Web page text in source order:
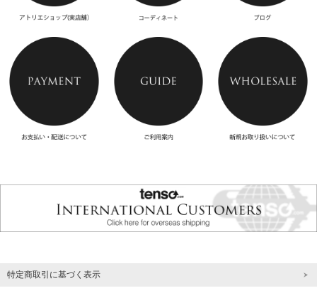
特定商取引に基づく表示